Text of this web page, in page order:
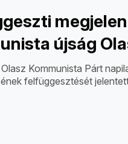
újság
Kommunista Párt
felfüggesztését